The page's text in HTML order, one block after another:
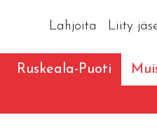
Lahjoita Liity
Ruskeala-Puoti